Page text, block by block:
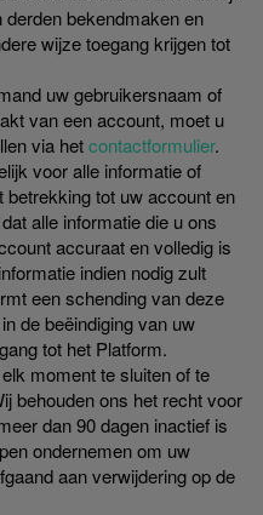
bekendmaken en
wijze toegang krijgen tot
uw gebruikersnaam of
van een account, moet u
via hetcontactformulier.
voor alle informatie of
betrekking tot uw account en
alle informatie die u ons
accuraat en volledig is
indien nodig zult
een schending van deze
de beëindiging van uw
tot het Platform.
moment te sluiten of te
behouden ons het recht voor
dan 90 dagen inactief is
ondernemen om uw
aan verwijdering op de